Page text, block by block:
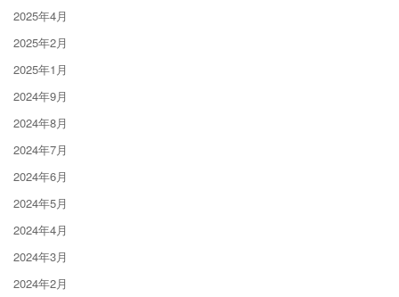
2025年4月
2025年2月
2025年1月
2024年9月
2024年8月
2024年7月
2024年6月
2024年5月
2024年4月
2024年3月
2024年2月